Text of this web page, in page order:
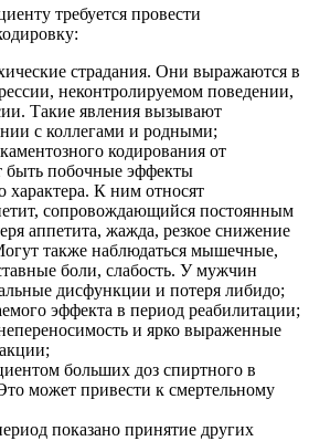
требуется провести
страдания. Они выражаются в
неконтролируемом поведении,
Такие явления вызывают
с коллегами и родными;
кодирования от
быть побочные эффекты
характера. К ним относят
сопровождающийся постоянным
аппетита, жажда, резкое снижение
также наблюдаться мышечные,
боли, слабость. У мужчин
дисфункции и потеря либидо;
эффекта в период реабилитации;
и ярко выраженные
больших доз спиртного в
может привести к смертельному
показано принятие других